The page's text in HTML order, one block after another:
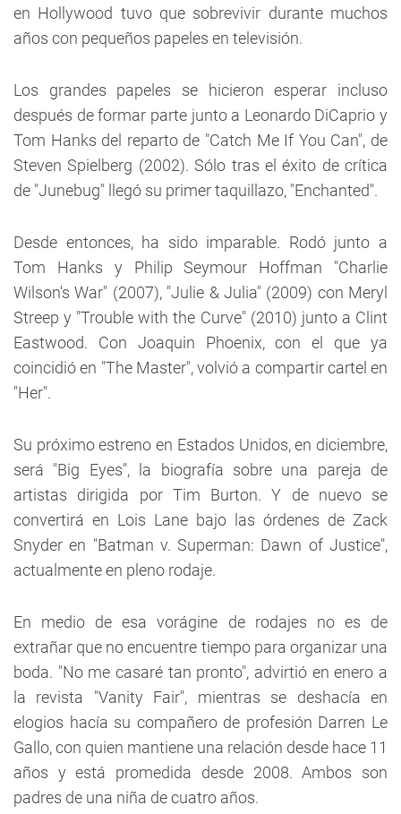
en Hollywood tuvo que sobrevivir durante muchos
años con pequeños papeles en televisión.
Los grandes papeles se hicieron esperar incluso
después de formar parte junto a Leonardo DiCaprio y
Tom Hanks del reparto de "Catch Me If You Can", de
Steven Spielberg (2002). Sólo tras el éxito de crítica
de "Junebug" llegó su primer taquillazo, "Enchanted".
Desde entonces, ha sido imparable. Rodó junto a
Tom Hanks y Philip Seymour Hoffman "Charlie
Wilson's War" (2007), "Julie & Julia" (2009) con Meryl
Streep y "Trouble with the Curve" (2010) junto a Clint
Eastwood. Con Joaquin Phoenix, con el que ya
coincidió en "The Master", volvió a compartir cartel en
"Her".
Su próximo estreno en Estados Unidos, en diciembre,
será "Big Eyes", la biografía sobre una pareja de
artistas dirigida por Tim Burton. Y de nuevo se
convertirá en Lois Lane bajo las órdenes de Zack
Snyder en "Batman v. Superman: Dawn of Justice",
actualmente en pleno rodaje.
En medio de esa vorágine de rodajes no es de
extrañar que no encuentre tiempo para organizar una
boda. "No me casaré tan pronto", advirtió en enero a
la revista "Vanity Fair", mientras se deshacía en
elogios hacía su compañero de profesión Darren Le
Gallo, con quien mantiene una relación desde hace 11
años y está promedida desde 2008. Ambos son
padres de una niña de cuatro años.